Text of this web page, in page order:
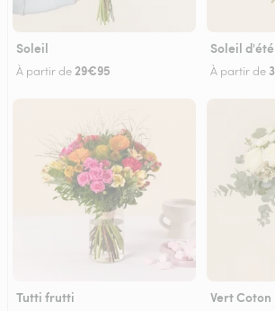
Soleil
À partir de29€95
Soleil d'été
À partir de
Tutti frutti Vert Coton